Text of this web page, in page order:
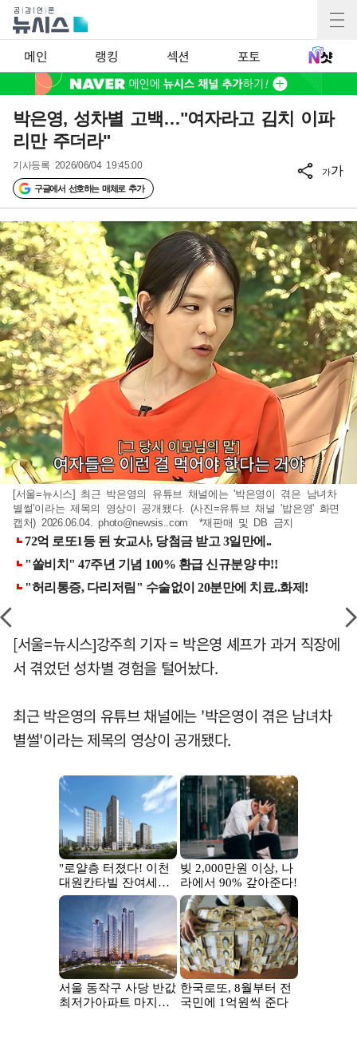
메인 랭킹 섹션 포토
박은영, 성차별 고백…"여자라고 김치 이파
리만 주더라"
기사등록 2026/06/04 19:45:00
구글에서 선호하는 매체로 추가
가가
[서울=뉴시스] 최근 박은영의 유튜브 채널에는 '박은영이 겪은 남녀차
별썰'이라는 제목의 영상이 공개됐다. (사진=유튜브 채널 '밥은영' 화면
캡처) 2026.06.04.photo@newsis..com *재판매 및 DB 금지
[서울=뉴시스]강주희 기자 = 박은영 셰프가 과거 직장에
서 겪었던 성차별 경험을 털어놨다.
최근 박은영의 유튜브 채널에는 '박은영이 겪은 남녀차
별썰'이라는 제목의 영상이 공개됐다.